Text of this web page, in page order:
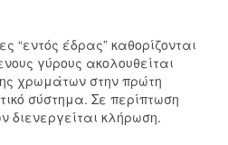
“εντός έδρας” καθορίζονται
γύρους ακολουθείται
χρωμάτων στην πρώτη
σύστημα. Σε περίπτωση
διενεργείται κλήρωση.